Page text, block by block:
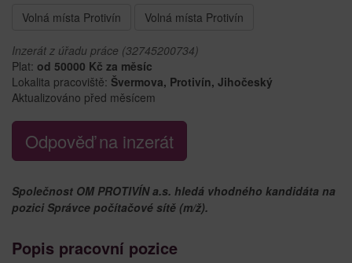
Volná místa Protivín Volná místa Protivín
Inzerát z úřadu práce (32745200734)
Plat: od 50000 Kč za měsíc
Lokalita pracoviště: Švermova, Protivín, Jihočeský
Aktualizováno před měsícem
Odpověď na inzerát
Společnost OM PROTIVÍN a.s. hledá vhodného kandidáta na
pozici Správce počítačové sítě (m/ž).
Popis pracovní pozice